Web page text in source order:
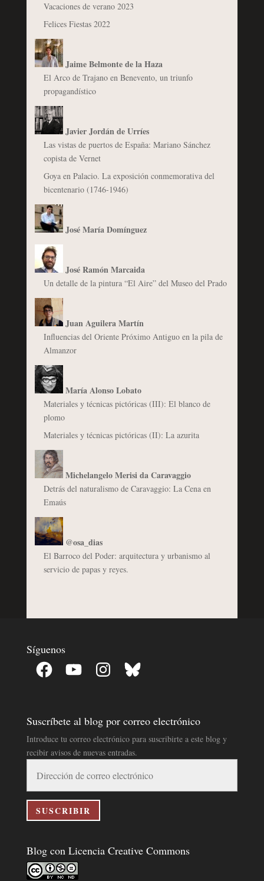
Vacaciones de verano 2023
Felices Fiestas 2022
Jaime Belmonte de la Haza
El Arco de Trajano en Benevento, un triunfo
propagandístico
Javier Jordán de Urríes
Las vistas de puertos de España: Mariano Sánchez
copista de Vernet
Goya en Palacio. La exposición conmemorativa del
bicentenario (1746-1946)
José María Domínguez
José Ramón Marcaida
Un detalle de la pintura “El Aire” del Museo del Prado
Juan Aguilera Martín
Influencias del Oriente Próximo Antiguo en la pila de
Almanzor
María Alonso Lobato
Materiales y técnicas pictóricas (III): El blanco de
plomo
Materiales y técnicas pictóricas (II): La azurita
Michelangelo Merisi da Caravaggio
Detrás del naturalismo de Caravaggio: La Cena en
Emaús
@osa_dias
El Barroco del Poder: arquitectura y urbanismo al
servicio de papas y reyes.
Síguenos
Facebook YouTube InstagramBluesky
Suscríbete al blog por correo electrónico
Introduce tu correo electrónico para suscribirte a este blog y
recibir avisos de nuevas entradas.
correo
electrónico
SUSCRIBIR
Blog con Licencia Creative Commons